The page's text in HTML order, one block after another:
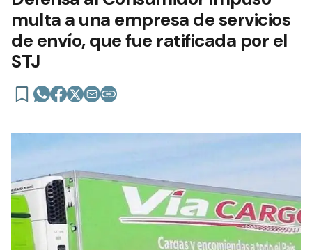
multa a una empresa de servicios
de envío, que fue ratificada por el
STJ